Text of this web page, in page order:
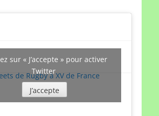
de Rugby à XV de France
sur « J’accepte » pour activer
Twitter
J’accepte